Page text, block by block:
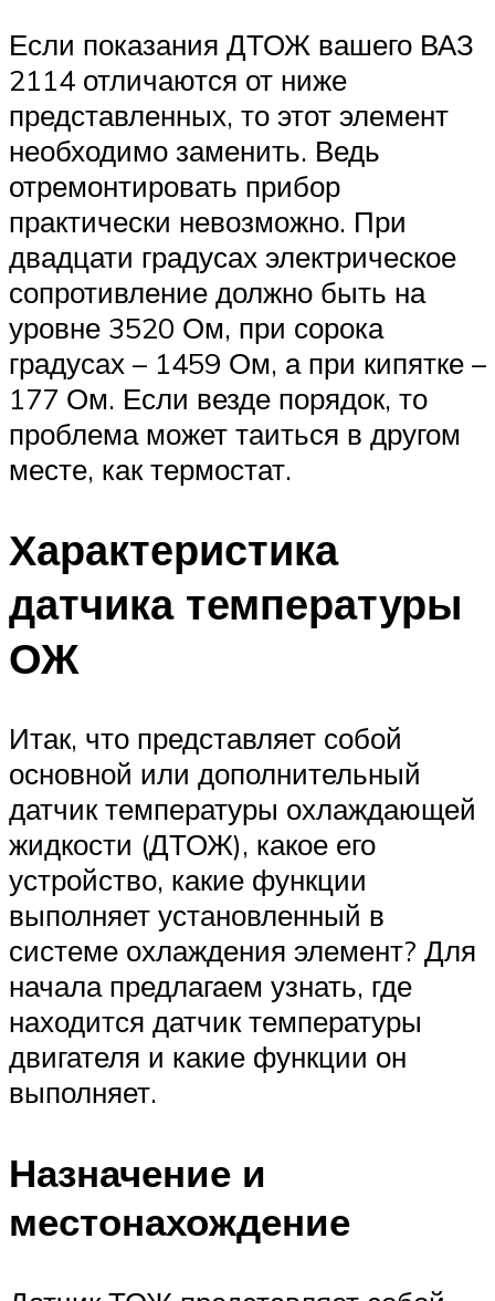
Если показания ДТОЖ вашего ВАЗ
2114 отличаются от ниже
представленных, то этот элемент
необходимо заменить. Ведь
отремонтировать прибор
практически невозможно. При
двадцати градусах электрическое
сопротивление должно быть на
уровне 3520 Ом, при сорока
градусах – 1459 Ом, а при кипятке –
177 Ом. Если везде порядок, то
проблема может таиться в другом
месте, как термостат.
Характеристика
датчика температуры
ОЖ
Итак, что представляет собой
основной или дополнительный
датчик температуры охлаждающей
жидкости (ДТОЖ), какое его
устройство, какие функции
выполняет установленный в
системе охлаждения элемент? Для
начала предлагаем узнать, где
находится датчик температуры
двигателя и какие функции он
выполняет.
Назначение и
местонахождение